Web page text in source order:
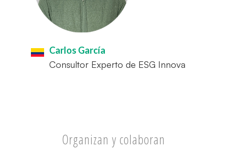
Carlos García
Consultor Experto de ESG Innova
Organizan y colaboran